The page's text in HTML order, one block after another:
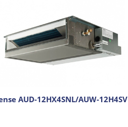
AUD-12HX4SNL/AUW-12H4SV